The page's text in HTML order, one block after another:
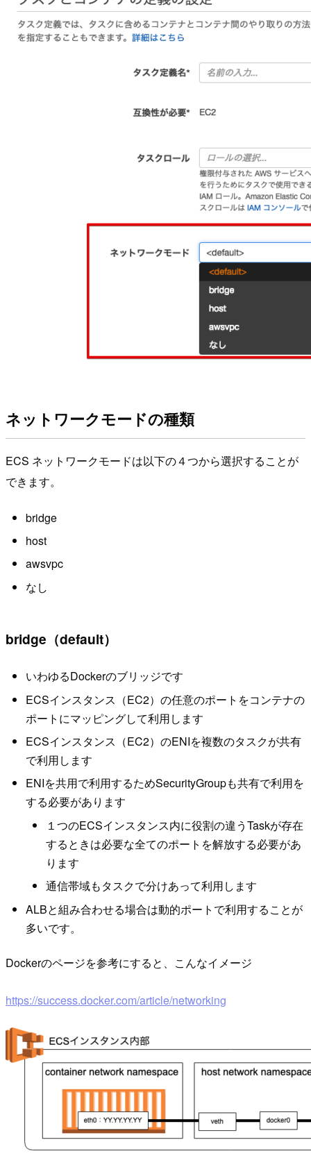
ネットワークモードの種類
ECS ネットワークモードは以下の４つから選択することが
できます。
bridge
host
awsvpc
なし
bridge（default）
いわゆるDockerのブリッジです
ECSインスタンス（EC2）の任意のポートをコンテナの
ポートにマッピングして利用します
ECSインスタンス（EC2）のENIを複数のタスクが共有
で利用します
ENIを共用で利用するためSecurityGroupも共有で利用を
する必要があります
１つのECSインスタンス内に役割の違うTaskが存在
するときは必要な全てのポートを解放する必要があ
ります
通信帯域もタスクで分けあって利用します
ALBと組み合わせる場合は動的ポートで利用することが
多いです。
Dockerのページを参考にすると、こんなイメージ
https://success.docker.com/article/networking